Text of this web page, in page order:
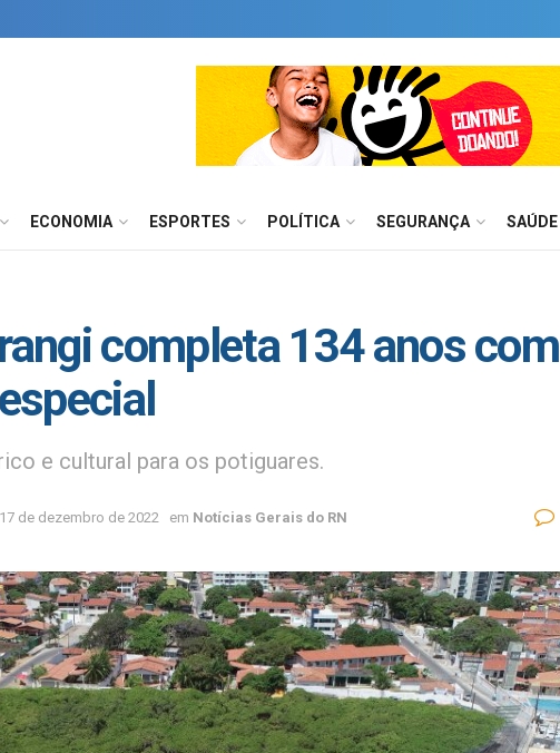
ECONOMIA ESPORTES POLÍTICA SEGURANÇA SAÚDE
completa 134 anos com
e cultural para os potiguares.
17 de dezembro de 2022 em Notícias Gerais do RN